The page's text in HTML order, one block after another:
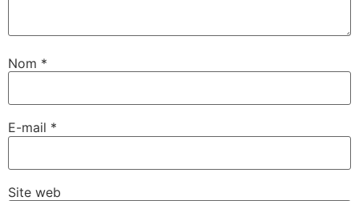
Nom *
E-mail *
Site web